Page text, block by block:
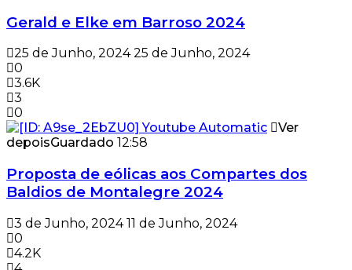
Gerald e Elke em Barroso 2024
25 de Junho, 2024 25 de Junho, 2024
0
3.6K
3
0
Ver
depoisGuardado 12:58
Proposta de eólicas aos Compartes dos
Baldios de Montalegre 2024
3 de Junho, 2024 11 de Junho, 2024
0
4.2K